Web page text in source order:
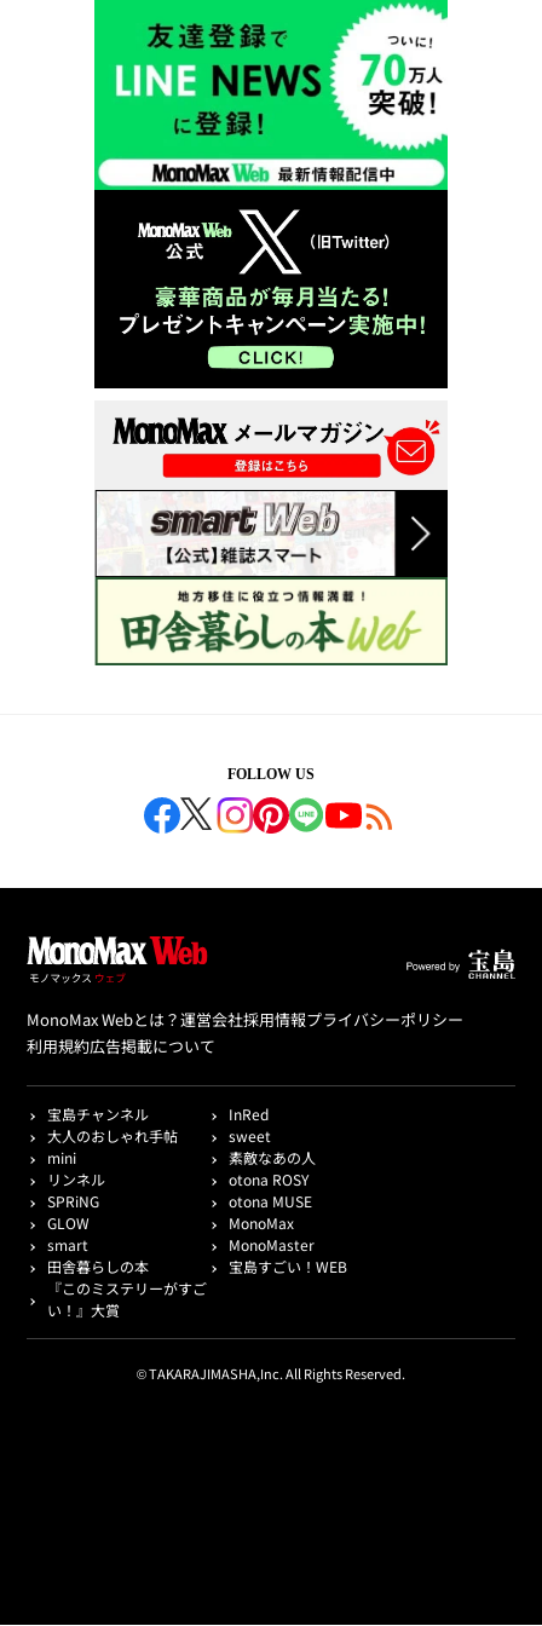
FOLLOW US
MonoMax Webとは？運営会社採用情報プライバシーポリシー
利用規約広告掲載について
宝島チャンネル
InRed
大人のおしゃれ手帖
sweet
mini
素敵なあの人
リンネル
otona ROSY
SPRiNG
otona MUSE
GLOW
MonoMax
smart
MonoMaster
田舎暮らしの本
宝島すごい！WEB
『このミステリーがすご
い！』大賞
© TAKARAJIMASHA,Inc. All Rights Reserved.